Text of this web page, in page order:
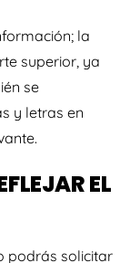
la
superior, ya
se
y letras en
EL
podrás solicitar